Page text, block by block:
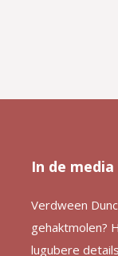
In de
Verdween
gehaktmolen?
lugubere